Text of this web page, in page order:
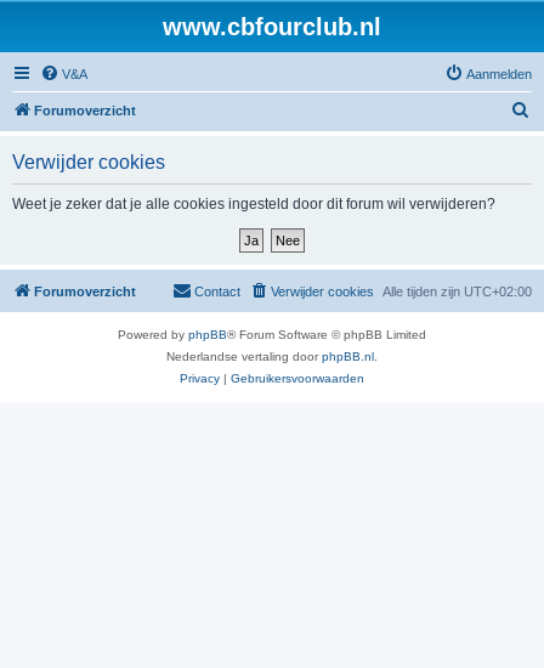
www.cbfourclub.nl
V&A Aanmelden
Forumoverzicht
Verwijder cookies
Weet je zeker dat je alle cookies ingesteld door dit forum wil verwijderen?
Forumoverzicht Alle tijden zijn UTC+02:00
Verwijder cookies
Contact
Powered by phpBB® Forum Software © phpBB Limited
Nederlandse vertaling doorphpBB.nl
Privacy | Gebruikersvoorwaarden